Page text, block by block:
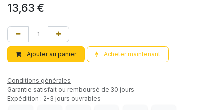
13,63 €
Ajouter au panier Acheter maintenant
Conditions générales
Garantie satisfait ou remboursé de 30 jours
Expédition : 2-3 jours ouvrables